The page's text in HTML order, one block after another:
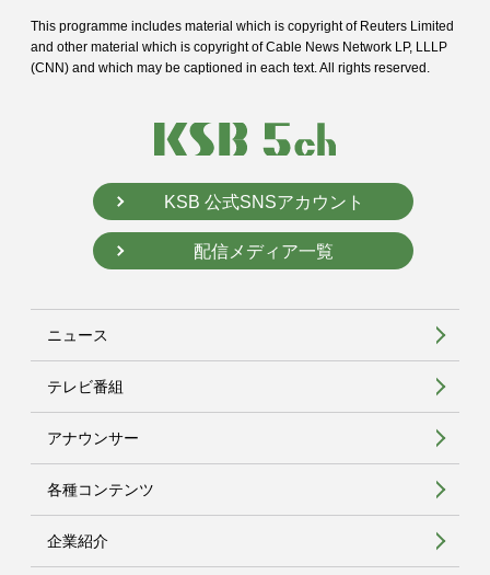
This programme includes material which is copyright of Reuters Limited
and other material which is copyright of Cable News Network LP, LLLP
(CNN) and which may be captioned in each text. All rights reserved.
KSB 公式SNSアカウント
配信メディア一覧
ニュース
テレビ番組
アナウンサー
各種コンテンツ
企業紹介